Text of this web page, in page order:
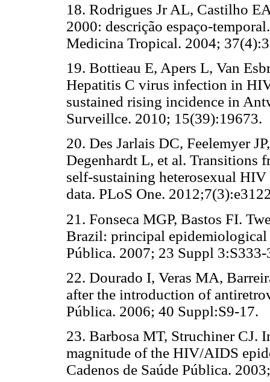
18. Rodrigues Jr AL, Castilho
2000: descrição espaço-
Medicina Tropical. 2004;
19. Bottieau E, Apers L, Van
Hepatitis C virus infection in
sustained rising incidence in
Surveillce. 2010; 15(39):19673.
20. Des Jarlais DC, Feelemyer
Degenhardt L, et al. Transitions
self-sustaining heterosexual
data. PLoS One.
21. Fonseca MGP, Bastos FI.
Brazil: principal epidemiological
Pública. 2007; 23 Suppl 3:S333-
22. Dourado I, Veras MA,
after the introduction of
Pública. 2006; 40 Suppl:S9-17.
23. Barbosa MT, Struchiner CJ.
magnitude of the HIV/AIDS
Cadenos de Saúde Pública.